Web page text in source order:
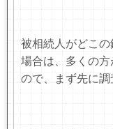
被相続人がどこ
場合は、多くの
ので、まず先に調